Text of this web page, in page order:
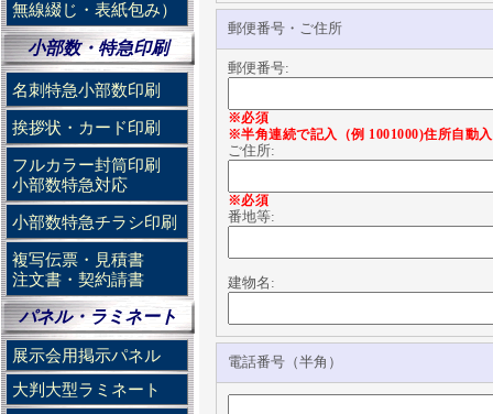
無線綴じ・表紙包み）
小部数・特急印刷
名刺特急小部数印刷
挨拶状・カード印刷
フルカラー封筒印刷
小部数特急対応
小部数特急チラシ印刷
複写伝票・見積書
注文書・契約請書
パネル・ラミネート
展示会用掲示パネル
大判大型ラミネート
郵便番号・ご住所
郵便番号:
※必須
※半角連続で記入（例 1001000)住所自動
ご住所:
※必須
番地等:
建物名:
電話番号（半角）